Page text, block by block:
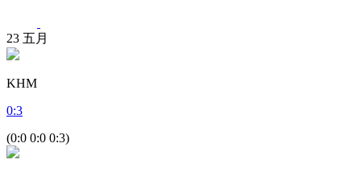
23 五月
KHM
0:3
(0:0 0:0 0:3)